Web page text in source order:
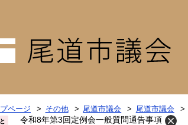
プページ その他 尾道市議会 尾道市議会
令和8年第3回定例会一般質問通告事項